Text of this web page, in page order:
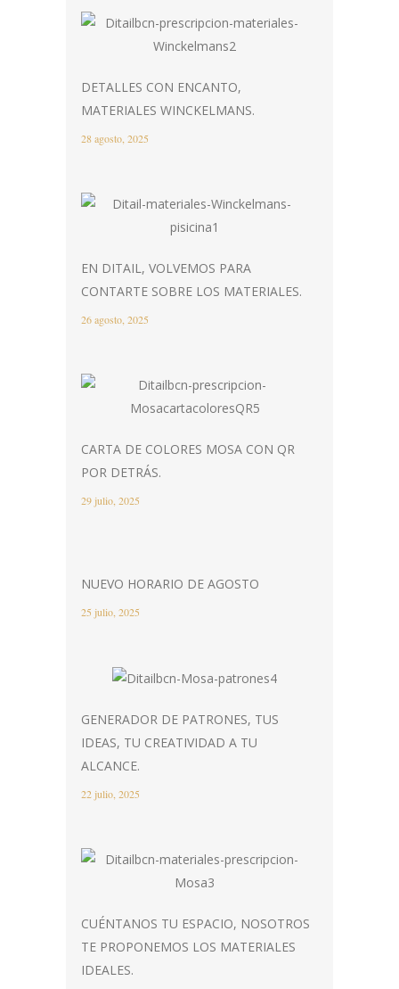
DETALLES CON ENCANTO,
MATERIALES WINCKELMANS.
28 agosto, 2025
EN DITAIL, VOLVEMOS PARA
CONTARTE SOBRE LOS MATERIALES.
26 agosto, 2025
CARTA DE COLORES MOSA CON QR
POR DETRÁS.
29 julio, 2025
NUEVO HORARIO DE AGOSTO
25 julio, 2025
GENERADOR DE PATRONES, TUS
IDEAS, TU CREATIVIDAD A TU
ALCANCE.
22 julio, 2025
CUÉNTANOS TU ESPACIO, NOSOTROS
TE PROPONEMOS LOS MATERIALES
IDEALES.